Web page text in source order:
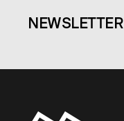
NEWSLETTER